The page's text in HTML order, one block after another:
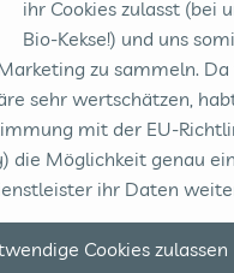
sicher:
4,49 € /
ihr Cookies zulasst (bei
Bio-Kekse!) und uns
zu sammeln.
sehr wertschätzen,
mit der EU-
die Möglichkeit genau
ihr Daten
Cookies zulassen